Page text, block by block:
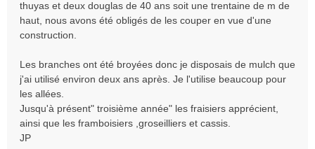
a
g
e
n
l
u
thuyas et deux douglas de 40 ans soit une trentaine de m de
haut, nous avons été obligés de les couper en vue d'une
construction.
Les branches ont été broyées donc je disposais de mulch que
j'ai utilisé environ deux ans après. Je l'utilise beaucoup pour
les allées.
Jusqu'à présent" troisième année" les fraisiers apprécient,
ainsi que les framboisiers ,groseilliers et cassis.
JP